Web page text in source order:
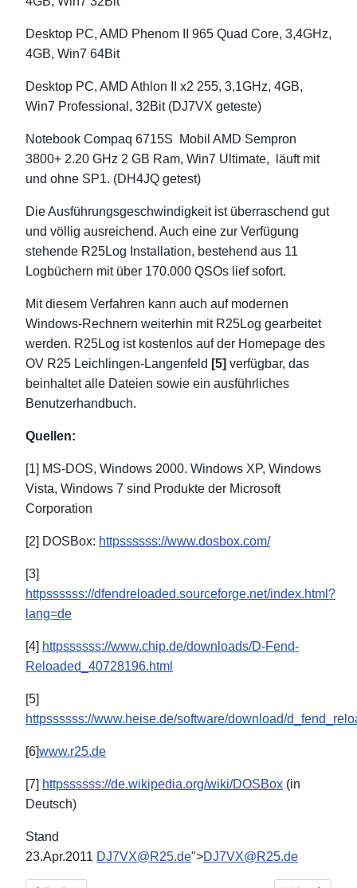
Desktop PC, AMD Phenom II 965 Quad Core, 3,4GHz,
4GB, Win7 64Bit
Desktop PC, AMD Athlon II x2 255, 3,1GHz, 4GB,
Win7 Professional, 32Bit (DJ7VX geteste)
Notebook Compaq 6715S Mobil AMD Sempron
3800+ 2.20 GHz 2 GB Ram, Win7 Ultimate, läuft mit
und ohne SP1. (DH4JQ getest)
Die Ausführungsgeschwindigkeit ist überraschend gut
und völlig ausreichend. Auch eine zur Verfügung
stehende R25Log Installation, bestehend aus 11
Logbüchern mit über 170.000 QSOs lief sofort.
Mit diesem Verfahren kann auch auf modernen
Windows-Rechnern weiterhin mit R25Log gearbeitet
werden. R25Log ist kostenlos auf der Homepage des
OV R25 Leichlingen-Langenfeld [5] verfügbar, das
beinhaltet alle Dateien sowie ein ausführliches
Benutzerhandbuch.
Quellen:
[1] MS-DOS, Windows 2000. Windows XP, Windows
Vista, Windows 7 sind Produkte der Microsoft
Corporation
[2] DOSBox: httpssssss://www.dosbox.com/
[3]
httpssssss://dfendreloaded.sourceforge.net/index.html?
lang=de
[4] httpssssss://www.chip.de/downloads/D-Fend-
Reloaded_40728196.html
[5]
httpssssss://www.heise.de/software/download/
[6]www.r25.de
[7] httpssssss://de.wikipedia.org/wiki/DOSBox (in
Deutsch)
Stand
23.Apr.2011 DJ7VX@R25.de">DJ7VX@R25.de